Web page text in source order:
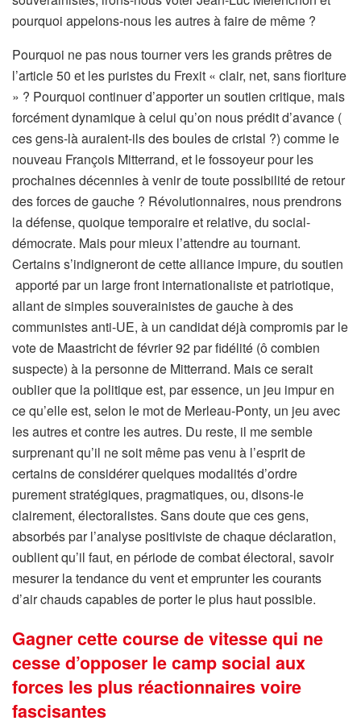
pourquoi appelons-nous les autres à faire de même ?
Pourquoi ne pas nous tourner vers les grands prêtres de
l’article 50 et les puristes du Frexit « clair, net, sans fioriture
» ? Pourquoi continuer d’apporter un soutien critique, mais
forcément dynamique à celui qu’on nous prédit d’avance (
ces gens-là auraient-ils des boules de cristal ?) comme le
nouveau François Mitterrand, et le fossoyeur pour les
prochaines décennies à venir de toute possibilité de retour
des forces de gauche ? Révolutionnaires, nous prendrons
la défense, quoique temporaire et relative, du social-
démocrate. Mais pour mieux l’attendre au tournant.
Certains s’indigneront de cette alliance impure, du soutien
apporté par un large front internationaliste et patriotique,
allant de simples souverainistes de gauche à des
communistes anti-UE, à un candidat déjà compromis par le
vote de Maastricht de février 92 par fidélité (ô combien
suspecte) à la personne de Mitterrand. Mais ce serait
oublier que la politique est, par essence, un jeu impur en
ce qu’elle est, selon le mot de Merleau-Ponty, un jeu avec
les autres et contre les autres. Du reste, il me semble
surprenant qu’il ne soit même pas venu à l’esprit de
certains de considérer quelques modalités d’ordre
purement stratégiques, pragmatiques, ou, disons-le
clairement, électoralistes. Sans doute que ces gens,
absorbés par l’analyse positiviste de chaque déclaration,
oublient qu’il faut, en période de combat électoral, savoir
mesurer la tendance du vent et emprunter les courants
d’air chauds capables de porter le plus haut possible.
Gagner cette course de vitesse qui ne
cesse d’opposer le camp social aux
forces les plus réactionnaires voire
fascisantes